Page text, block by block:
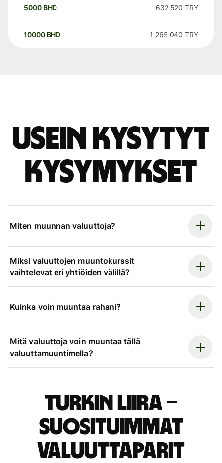
5000 BHD 632 520 TRY
10000 BHD 1 265 040 TRY
Usein kysytyt
kysymykset
Miten muunnan valuuttoja?
Miksi valuuttojen muuntokurssit
vaihtelevat eri yhtiöiden välillä?
Kuinka voin muuntaa rahani?
Mitä valuuttoja voin muuntaa tällä
valuuttamuuntimella?
Turkin liira –
suosituimmat
valuuttaparit